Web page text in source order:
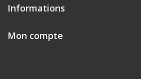
Informations
Mon compte